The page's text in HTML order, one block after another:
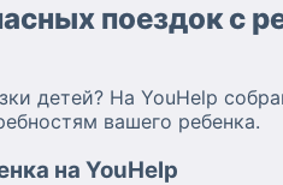
поездок с
детей? На YouHelp
вашего ребенка.
на YouHelp